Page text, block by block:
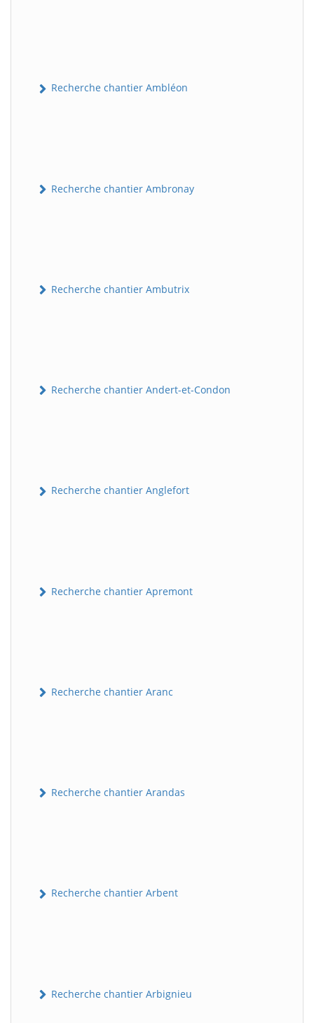
Recherche chantier Ambléon
Recherche chantier Ambronay
Recherche chantier Ambutrix
Recherche chantier Andert-et-Condon
Recherche chantier Anglefort
Recherche chantier Apremont
Recherche chantier Aranc
Recherche chantier Arandas
Recherche chantier Arbent
Recherche chantier Arbignieu